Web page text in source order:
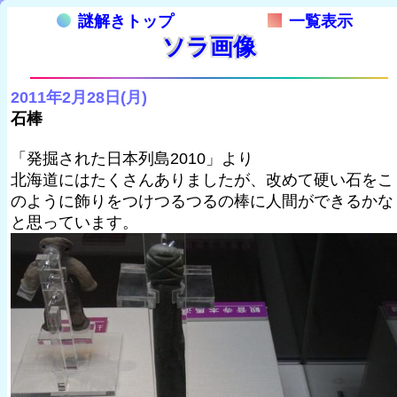
謎解きトップ 一覧表示
ソラ画像
2011年2月28日(月)
石棒
「発掘された日本列島2010」より
北海道にはたくさんありましたが、改めて硬い石をこ
のように飾りをつけつるつるの棒に人間ができるかな
と思っています。